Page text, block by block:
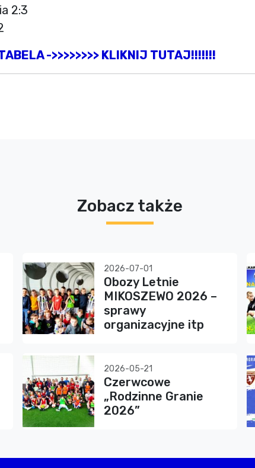
2:3
->>>>>>>> KLIKNIJ TUTAJ!!!!!!!
Zobacz także
2026-07-01
Obozy Letnie
MIKOSZEWO 2026 –
sprawy
organizacyjne itp
2026-05-21
Czerwcowe
„Rodzinne Granie
2026”